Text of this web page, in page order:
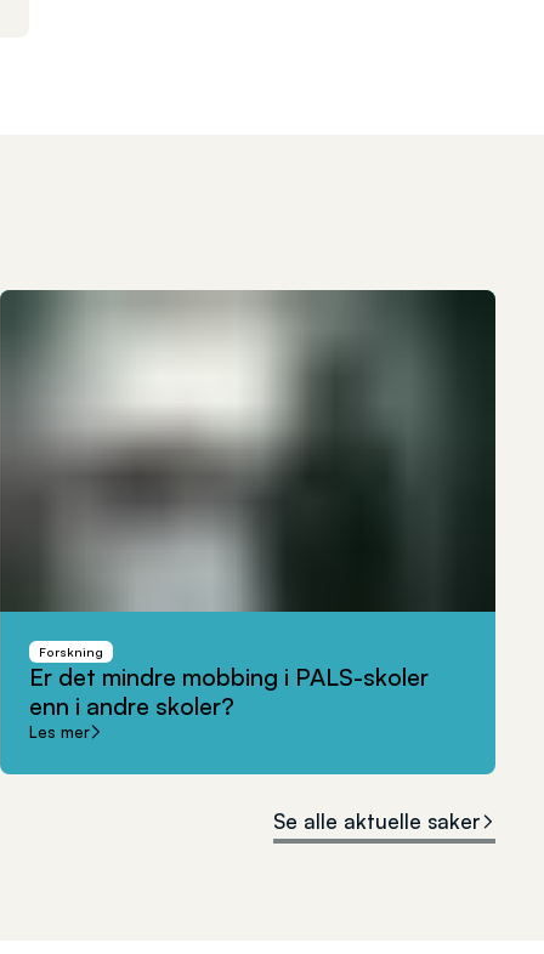
Forskning
Er det mindre mobbing i PALS-skoler
enn i andre skoler?
Les mer
Se alle aktuelle saker